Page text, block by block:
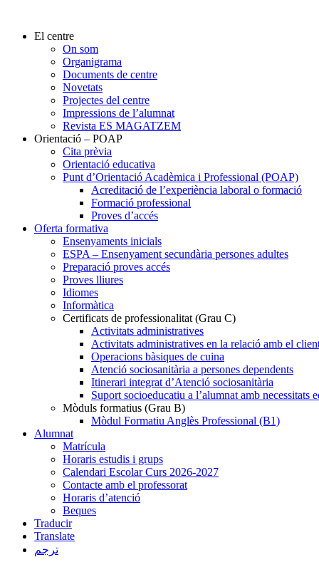
El centre
On som
Organigrama
Documents de centre
Novetats
Projectes del centre
Impressions de l’alumnat
Revista ES MAGATZEM
Orientació – POAP
Cita prèvia
Orientació educativa
Punt d’Orientació Acadèmica i Professional (POAP)
Acreditació de l’experiència laboral o formació
Formació professional
Proves d’accés
Oferta formativa
Ensenyaments inicials
ESPA – Ensenyament secundària persones adultes
Preparació proves accés
Proves lliures
Idiomes
Informàtica
Certificats de professionalitat (Grau C)
Activitats administratives
Activitats administratives en la relació amb el
Operacions bàsiques de cuina
Atenció sociosanitària a persones dependents
Itinerari integrat d’Atenció sociosanitària
Suport socioeducatiu a l’alumnat amb necessitats
Mòduls formatius (Grau B)
Mòdul Formatiu Anglès Professional (B1)
Alumnat
Matrícula
Horaris estudis i grups
Calendari Escolar Curs 2026-2027
Contacte amb el professorat
Horaris d’atenció
Beques
Traducir
Translate
ترجم